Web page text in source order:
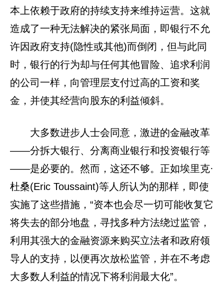
本上依赖于政府的持续支持来维持运营。这就
造成了一种无法解决的紧张局面，即银行不允
许因政府支持(隐性或其他)而倒闭，但与此同
时，银行的行为却与任何其他冒险、追求利润
的公司一样，向管理层支付过高的工资和奖
金，并使其经营向股东的利益倾斜。
大多数进步人士会同意，激进的金融改革
——分拆大银行、分离商业银行和投资银行等
——是必要的。然而，这还不够。正如埃里克·
杜桑(Eric Toussaint)等人所认为的那样，即使
实施了这些措施，“资本也会尽一切可能收复它
将失去的部分地盘，寻找多种方法绕过监管，
利用其强大的金融资源来购买立法者和政府领
导人的支持，以便再次放松监管，并在不考虑
大多数人利益的情况下将利润最大化”。